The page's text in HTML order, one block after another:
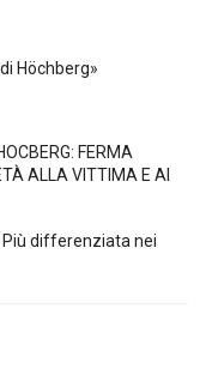
Höchberg»
FERMA
ALLA VITTIMA E AI
differenziata nei